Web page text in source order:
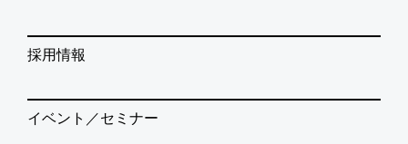
採用情報
イベント／セミナー